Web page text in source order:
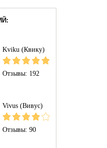
Kviku (Квику)
Отзывы: 192
Vivus (Вивус)
Отзывы: 90